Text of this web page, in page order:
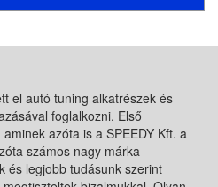
el autó tuning alkatrészek és
foglalkozni. Első
azóta is a SPEEDY Kft. a
számos nagy márka
és legjobb tudásunk szerint